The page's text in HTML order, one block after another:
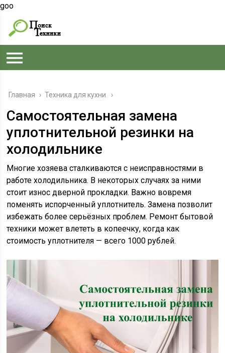
goo
Главная › Техника для кухни
Самостоятельная замена
уплотнительной резинки на
холодильнике
Многие хозяева сталкиваются с неисправностями в
работе холодильника. В некоторых случаях за ними
стоит износ дверной прокладки. Важно вовремя
поменять испорченный уплотнитель. Замена позволит
избежать более серьёзных проблем. Ремонт бытовой
техники может влететь в копеечку, когда как
стоимость уплотнителя — всего 1000 рублей.